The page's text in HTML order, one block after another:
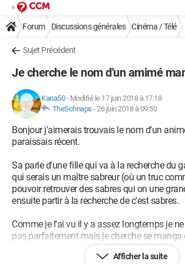
Forum Discussions générales Cinéma / Télé
Sujet Précédent
Je cherche le nom d'un amimé
Kana50- Modifié le 17 juin 2018 à 17:18
TheSchnaps -26 juin 2018 à 09:50
Bonjour j'aimerais trouvais le nom d'un
paraissais récent.
Sa parle d'une fille qui va à la recherche du
qui serais un maître sabreur (où un truc
pouvoir retrouver des sabres qui on une
ensuite partir à la recherche de c'est sabres.
Comme je l'ai vu il y a assez longtemps je
pas parfaitement mais je cherche se manga
longtemps, si vous voulais plus de précision
Afficher la suite